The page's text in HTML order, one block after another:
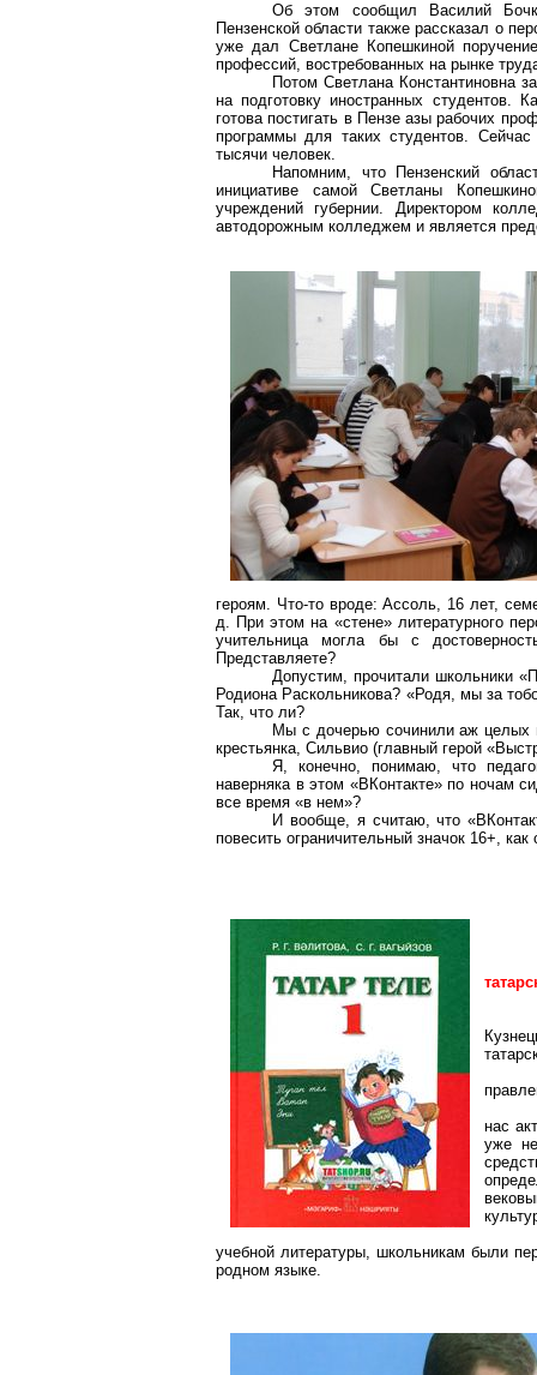
Об этом сообщил Василий
Пензенской области также рассказал о
уже дал Светлане Копешкиной
профессий, востребованных на рынке
Потом Светлана Константиновна
на подготовку иностранных студентов.
готова постигать в Пензе азы рабочих
программы для таких студентов.
тысячи человек.
Напомним, что Пензенский
инициативе самой Светланы
учреждений губернии. Директором
автодорожным колледжем и является
героям. Что-то вроде: Ассоль, 16 лет,
д. При этом на «стене» литературного
учительница могла бы с
Представляете?
Допустим, прочитали школьники
Родиона Раскольникова? «Родя, мы за
Так, что ли?
Мы с дочерью сочинили аж целых
крестьянка, Сильвио (главный герой
Я, конечно, понимаю, что
наверняка в этом «ВКонтакте» по ночам
все время «в нем»?
И вообще, я считаю, что
повесить ограничительный значок 16+,
нас
уже
учебной литературы, школьникам были
родном языке.